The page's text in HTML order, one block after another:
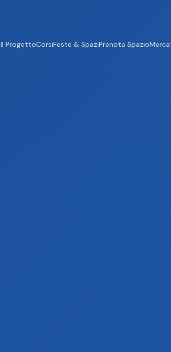
Il ProgettoCorsiFeste & SpaziPrenota Spazio